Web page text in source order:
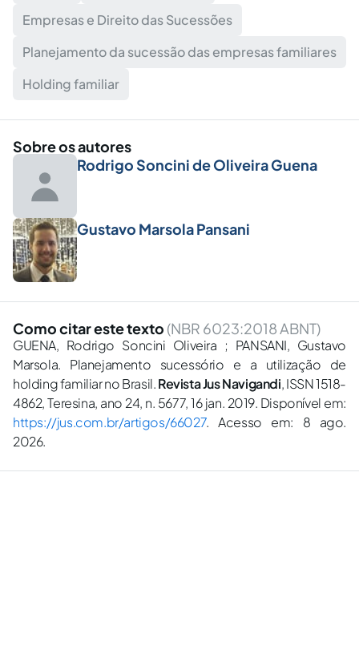
Empresas e Direito das Sucessões
Planejamento da sucessão das empresas familiares
Holding familiar
Sobre os autores
Rodrigo Soncini de Oliveira Guena
Gustavo Marsola Pansani
Como citar este texto (NBR 6023:2018 ABNT)
GUENA, Rodrigo Soncini Oliveira ; PANSANI, Gustavo
Marsola. Planejamento sucessório e a utilização de
holding familiar no Brasil.Revista Jus Navigandi, ISSN 1518-
4862, Teresina, ano 24, n. 5677, 16 jan. 2019. Disponível em:
https://jus.com.br/artigos/66027. Acesso em: 8 ago.
2026.